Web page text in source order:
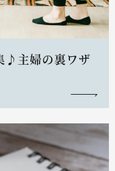
♪主婦の裏ワザ